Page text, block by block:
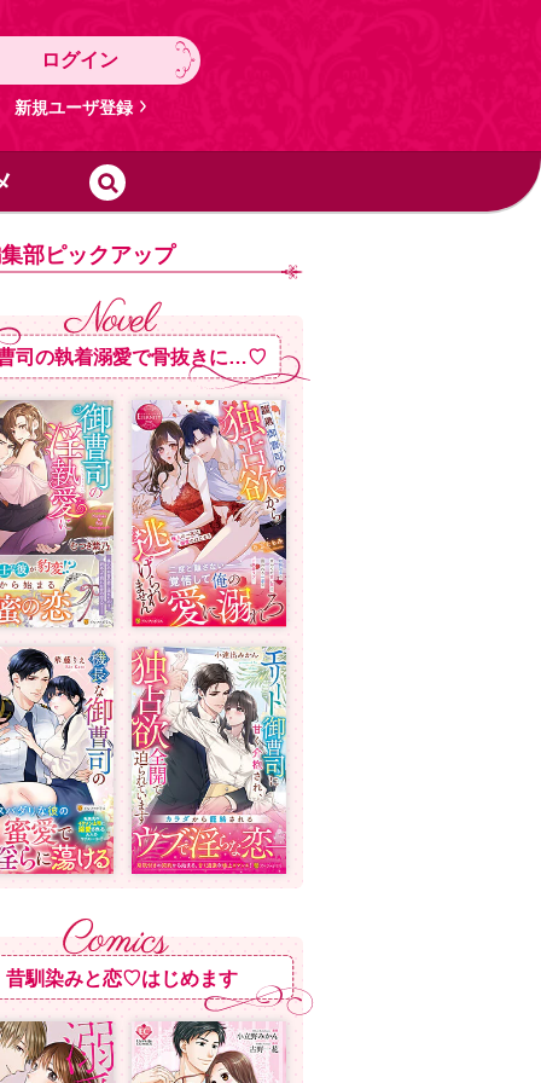
ログイン
新規ユーザ登録
部ピックアップ
司の執着溺愛で骨抜きに…♡
昔馴染みと恋♡はじめます